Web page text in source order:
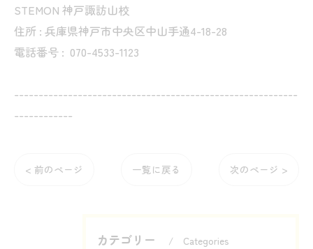
STEMON 神戸諏訪山校
住所 : 兵庫県神戸市中央区中山手通4-18-28
電話番号 : 070-4533-1123
----------------------------------------------------------
------------
< 前のページ 一覧に戻る 次のページ >
カテゴリー Categories